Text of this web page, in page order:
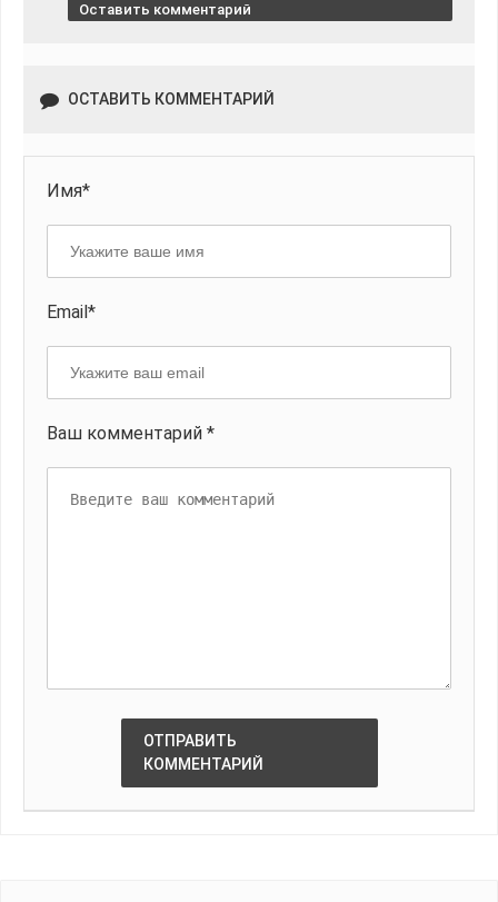
Оставить комментарий
ОСТАВИТЬ КОММЕНТАРИЙ
Имя*
Email*
Ваш комментарий *
ОТПРАВИТЬ
КОММЕНТАРИЙ